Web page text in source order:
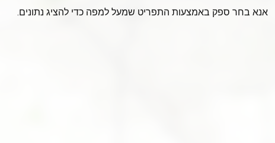
אנא בחר ספק באמצעות התפריט שמעל למפה כדי להציג נתונים.